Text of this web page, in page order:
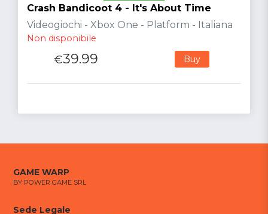
Crash Bandicoot 4 - It's About Time
Videogiochi - Xbox One - Platform - Italiana
Non disponibile
€39.99 Buy
GAME WARP
BY POWER GAME SRL
Sede Legale